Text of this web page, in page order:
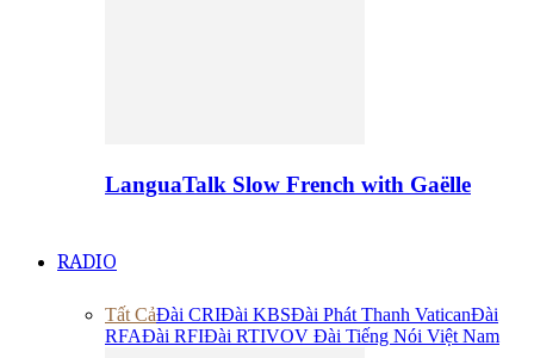
LanguaTalk Slow French with Gaëlle
RADIO
Tất CảĐài CRIĐài KBSĐài Phát Thanh VaticanĐài
RFAĐài RFIĐài RTIVOV Đài Tiếng Nói Việt Nam